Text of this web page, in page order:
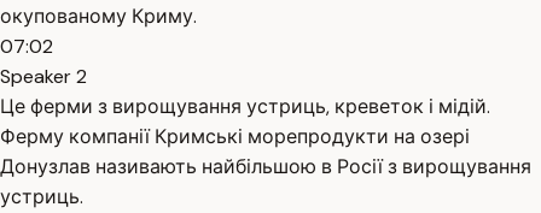
окупованому Криму.
07:02
Speaker 2
Це ферми з вирощування устриць, креветок і мідій.
Ферму компанії Кримські морепродукти на озері
Донузлав називають найбільшою в Росії з вирощування
устриць.